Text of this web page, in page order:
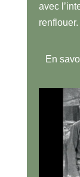
avec
renflouer.
En